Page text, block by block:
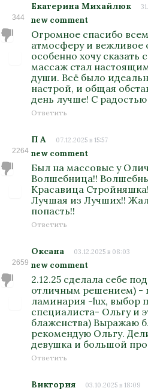
344
Екатерина Михайлюк
new comment
Огромное спасибо
атмосферу и вежливое
особенно хочу сказать
массаж стал
души. Всё было
настрой, и общая
день лучше! С
Ответить
2264
П А 07.12.2025 в 15:57
new comment
Был на массовые у
Волшебница!!
Красавица
Лучшая из Лучших!!
попасть!!
Ответить
2659
Оксана 03.12.2025 в 08:03
new comment
2.12.25 сделала себе
отличным решением) -
ламинария -lux, выбор
специалиста- Ольгу и
блаженства) Выражаю
рекомендую Ольгу.
девушка и большой
Ответить
Виктория 03.10.2025 в 18:09